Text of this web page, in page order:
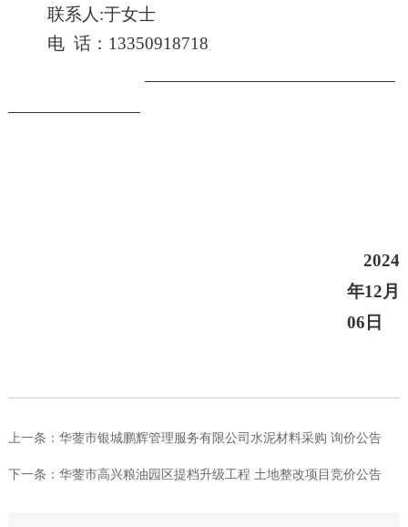
联系人 :于女士
电 话： 13350918718
2024
年12月
06日
上一条： 华蓥市银城鹏辉管理服务有限公司水泥材料采购 询价公告
下一条： 华蓥市高兴粮油园区提档升级工程 土地整改项目竞价公告